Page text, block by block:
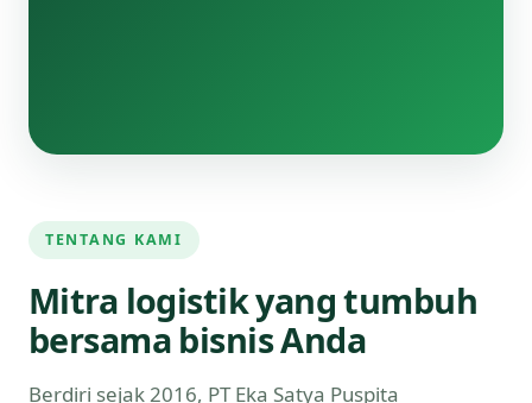
TENTANG KAMI
Mitra logistik yang tumbuh
bersama bisnis Anda
Berdiri sejak 2016, PT Eka Satya Puspita